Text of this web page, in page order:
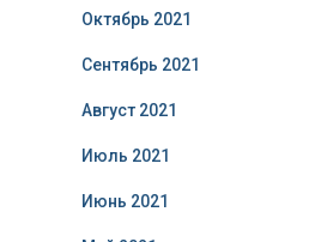
Октябрь 2021
Сентябрь 2021
Август 2021
Июль 2021
Июнь 2021